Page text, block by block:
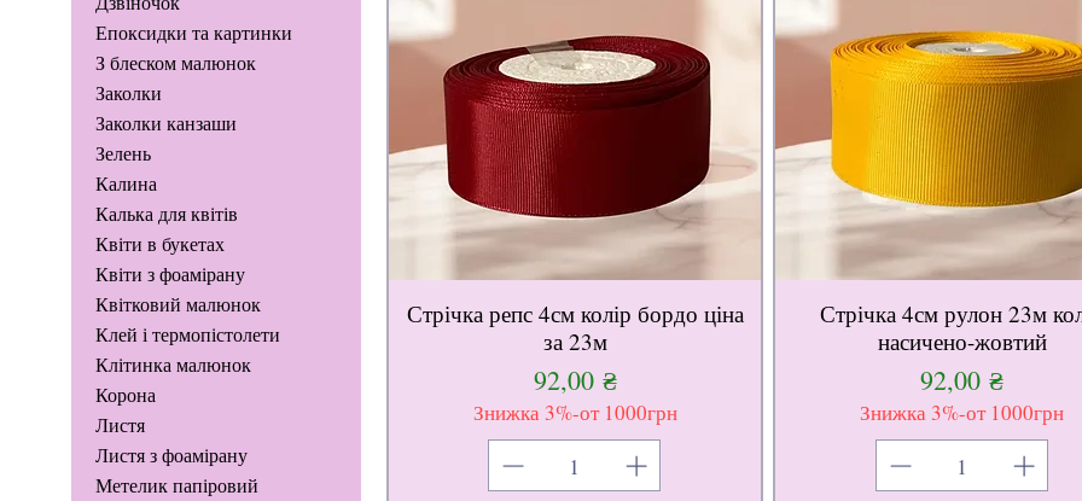
Епоксидки та картинки
З блеском малюнок
Заколки
Заколки канзаши
Зелень
Калина
Калька для квітів
Квіти в букетах
Квіти з фоамірану
Квітковий малюнок
Клей і термопістолети
Клітинка малюнок
Корона
Листя
Листя з фоамірану
Метелик папіровий
Стрічка репс 4см колір бордо ціна
за 23м
Ціна
92,00 ₴
Знижка 3%-от 1000грн
Стрічка 4см рулон 23м
насичено-жовтий
Ціна
92,00 ₴
Знижка 3%-от 1000грн